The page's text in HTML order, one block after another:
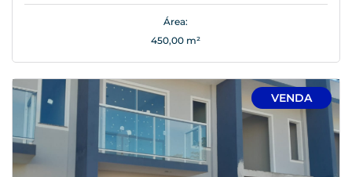
Área:
450,00 m²
VENDA